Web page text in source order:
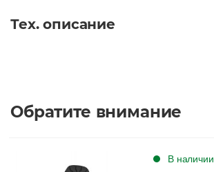
Короб
Тех. описание
Обратите внимание
В наличии